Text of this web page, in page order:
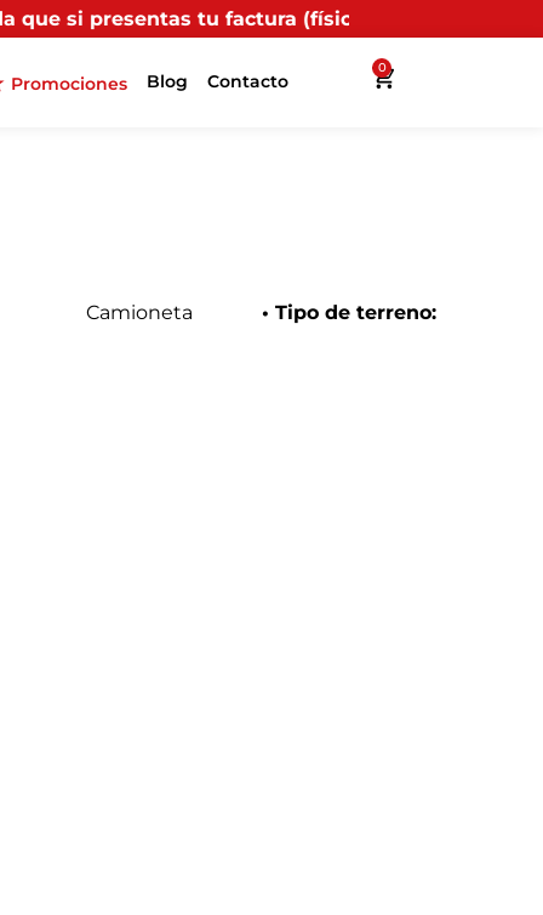
tu factura (física o digital) en uno de nuestros
Promociones Blog Contacto
0
Camioneta • Tipo de terreno: